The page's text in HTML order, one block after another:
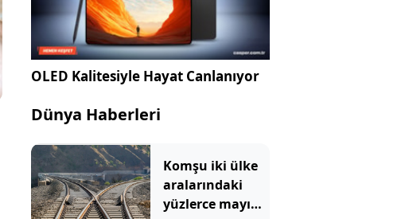
OLED Kalitesiyle Hayat Canlanıyor
Dünya Haberleri
Komşu iki ülke
aralarındaki
yüzlerce mayına